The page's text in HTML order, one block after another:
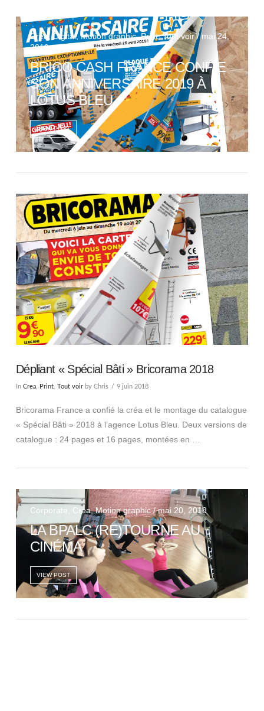
VIEW POST
Crea, Digital, Motion graphic, Print, Tout voir / mai 24,
2019
BRICO CASH FRANCE CONFIE
SON ANNIVERSAIRE 2019 À
LOTUS BLEU
VIEW POST
VIEW POST
Dépliant « Spécial Bâti » Bricorama 2018
In Crea, Print, Tout voirby Chris 9 juin 2018
Bricorama France a confié la créa et le montage du catalogue
« Spécial Bâti » 2018 à l’agence Lotus Bleu. Deux versions de
catalogue : 24 pages et 16 pages, montées en …
Corporate, Crea, Motion graphic / mai 20, 2018
LA BPALC (RE)TOURNE AU
CINÉMA
VIEW POST